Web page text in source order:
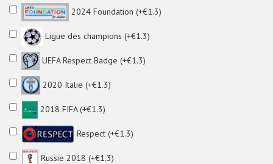
2024 Foundation (+€1.3)
Ligue des champions (+€1.3)
UEFA Respect Badge (+€1.3)
2020 Italie (+€1.3)
2018 FIFA (+€1.3)
Respect (+€1.3)
Russie 2018 (+€1.3)